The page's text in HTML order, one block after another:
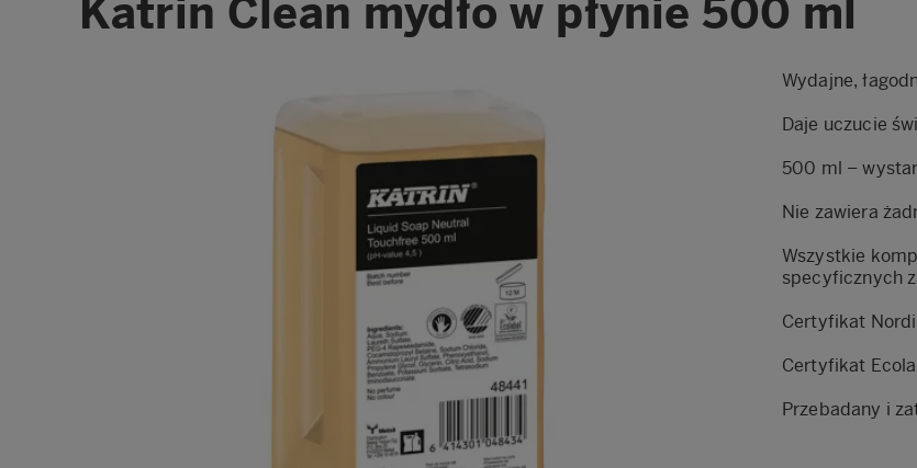
Katrin Clean mydło w płynie 500 ml
Wydajne,
Daje uczucie
500 ml –
Nie zawiera
Wszystkie
specyficznych
Certyfikat
Certyfikat
Przebadany i